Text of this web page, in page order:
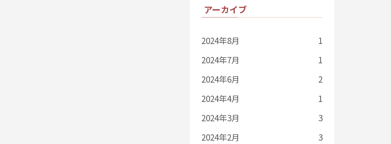
アーカイブ
2024年8月
1
2024年7月
1
2024年6月
2
2024年4月
1
2024年3月
3
2024年2月
3